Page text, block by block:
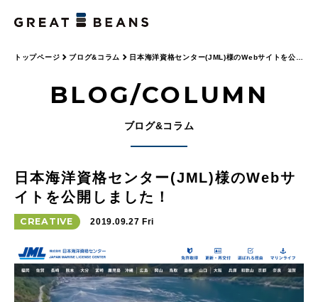
トップページ ブログ&コラム
日本海洋資格センター(JML)様のWebサイトを公開
BLOG/COLUMN
ブログ&コラム
日本海洋資格センター(JML)様のWebサ
イトを公開しました！
CREATIVE 2019.09.27 Fri